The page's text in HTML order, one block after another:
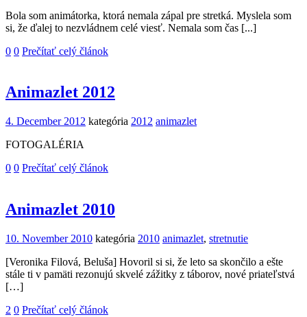
Bola som animátorka, ktorá nemala zápal pre stretká. Myslela som
si, že ďalej to nezvládnem celé viesť. Nemala som čas [...]
0 0 Prečítať celý článok
Animazlet 2012
4. December 2012 kategória 2012 animazlet
FOTOGALÉRIA
0 0 Prečítať celý článok
Animazlet 2010
10. November 2010 kategória 2010 animazlet, stretnutie
[Veronika Filová, Beluša] Hovoril si si, že leto sa skončilo a ešte
stále ti v pamäti rezonujú skvelé zážitky z táborov, nové priateľstvá
[…]
2 0 Prečítať celý článok